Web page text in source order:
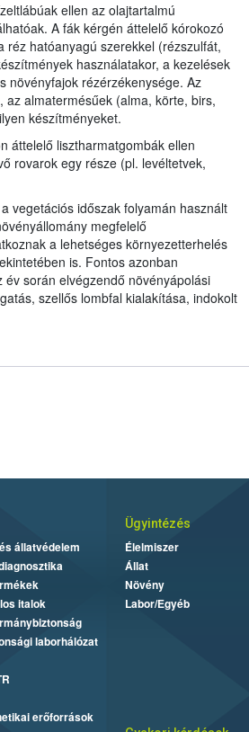
ellen az olajtartalmú
A fák kérgén áttelelő kórokozó
hatóanyagú szerekkel (rézszulfát,
használatakor, a kezelések
növényfajok rézérzékenysége. Az
almatermésűek (alma, körte, birs,
készítményeket.
áttelelő lisztharmatgombák ellen
rovarok egy része (pl. levéltetvek,
vegetációs időszak folyamán használt
megfelelő
a lehetséges környezetterhelés
is. Fontos azonban
során elvégzendő növényápolási
szellős lombfal kialakítása, indokolt
állatvédelem
italok
laborhálózat
erőforrások
Ügyintézés
Élelmiszer
Állat
Növény
Labor/Egyéb